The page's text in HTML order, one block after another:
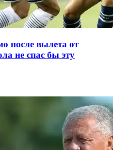
после вылета от
не спас бы эту